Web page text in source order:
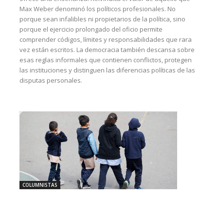
Max Weber denominó los políticos profesionales. No
porque sean infalibles ni propietarios de la política, sino
porque el ejercicio prolongado del oficio permite
comprender códigos, límites y responsabilidades que rara
vez están escritos. La democracia también descansa sobre
esas reglas informales que contienen conflictos, protegen
las instituciones y distinguen las diferencias políticas de las
disputas personales.
COLUMNISTAS